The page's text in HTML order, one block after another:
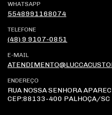
WHATSAPP
5548991168074
TELEFONE
(48) 9 9107-0851
E-MAIL
ENDEREÇO
RUA NOSSA SENHORA
CEP:88133-400 PALHOÇA/SC